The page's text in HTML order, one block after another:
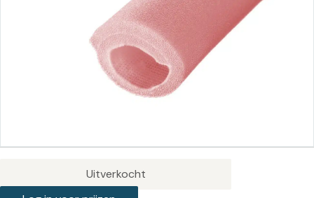
Uitverkocht